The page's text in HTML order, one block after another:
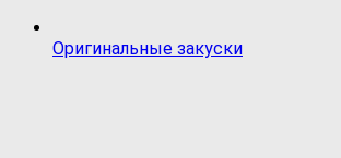
Оригинальные закуски